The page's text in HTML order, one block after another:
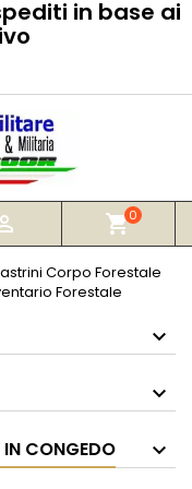
in base ai
shopping_cart0
Corpo Forestale
Forestale
IN CONGEDO
lista dei desideri
salvare dei